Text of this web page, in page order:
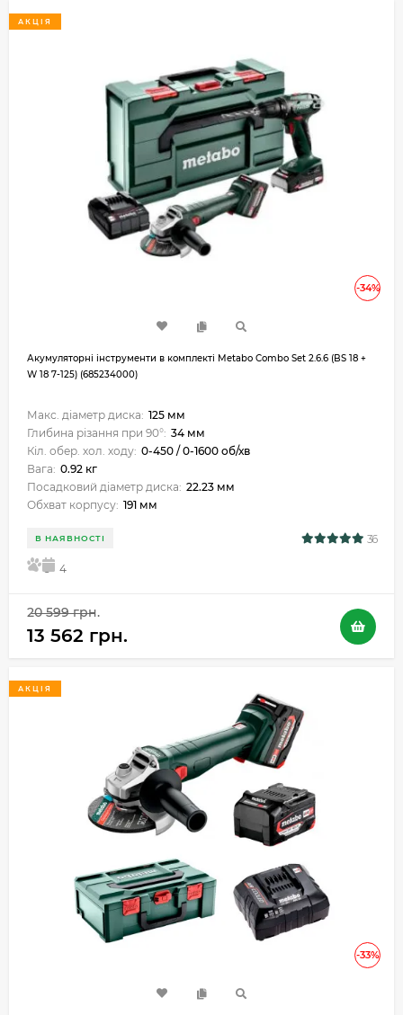
-34%
АКЦІЯ
Акумуляторні інструменти в комплекті Metabo Combo Set 2.6.6 (BS 18 +
W 18 7-125) (685234000)
Макс. діаметр диска: 125 мм
Глибина різання при 90°: 34 мм
Кіл. обер. хол. ходу: 0-450 / 0-1600 об/хв
Вага: 0.92 кг
Посадковий діаметр диска: 22.23 мм
Обхват корпусу: 191 мм
В НАЯВНОСТІ 36
5 4
20 599 грн.
13 562 грн.
-33%
АКЦІЯ